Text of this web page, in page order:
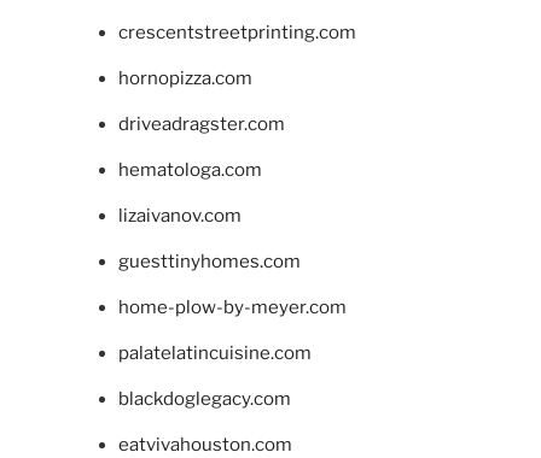
crescentstreetprinting.com
hornopizza.com
driveadragster.com
hematologa.com
lizaivanov.com
guesttinyhomes.com
home-plow-by-meyer.com
palatelatincuisine.com
blackdoglegacy.com
eatvivahouston.com